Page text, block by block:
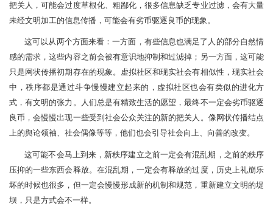
把关人，可能会过度草根化、粗鄙化，很多信息缺乏专业过滤，会有大量
未经文明加工的信息传播，可能会有劣币驱逐良币的现象。
这可以从两个方面来看：一方面，有些信息也满足了人的部分自然情
感的需求，这些内容之前会被有意识地抑制和过滤掉；另一方面，这可能
只是网状传播初期存在的现象。虚拟社区和现实社会有相似性，现实社会
中，秩序都是通过斗争慢慢建立起来的，虚拟社区也会有类似的进化方
式，有文明的张力。人们总是有精致生活的愿望，最终不一定会劣币驱逐
良币，会慢慢出现一些受到社会公众关注的新的把关人。像网状传播结点
上的舆论领袖、社会偶像等等，他们也会引导社会向上、向善的改变。
这可能不会马上到来，新秩序建立之前一定会有混乱期，之前的秩序
压抑的一些东西会释放。在混乱期，一定会有释放的过度，历史上礼崩乐
坏的时候也很多，但一定会慢慢形成新的机制和规范，重新建立文明的堤
坝，只是方式会不一样。